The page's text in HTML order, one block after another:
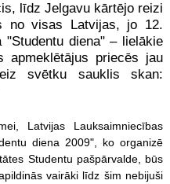
līdz Jelgavu kārtējo reizi
no visas Latvijas, jo 12.
diena" – lielākie
apmeklētājus priecēs jau
svētku sauklis skan:
Latvijas Lauksaimniecības
diena 2009", ko organizē
Studentu pašpārvalde, būs
vairāki līdz šim nebijuši